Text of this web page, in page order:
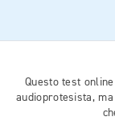
Questo test
audioprotesista,